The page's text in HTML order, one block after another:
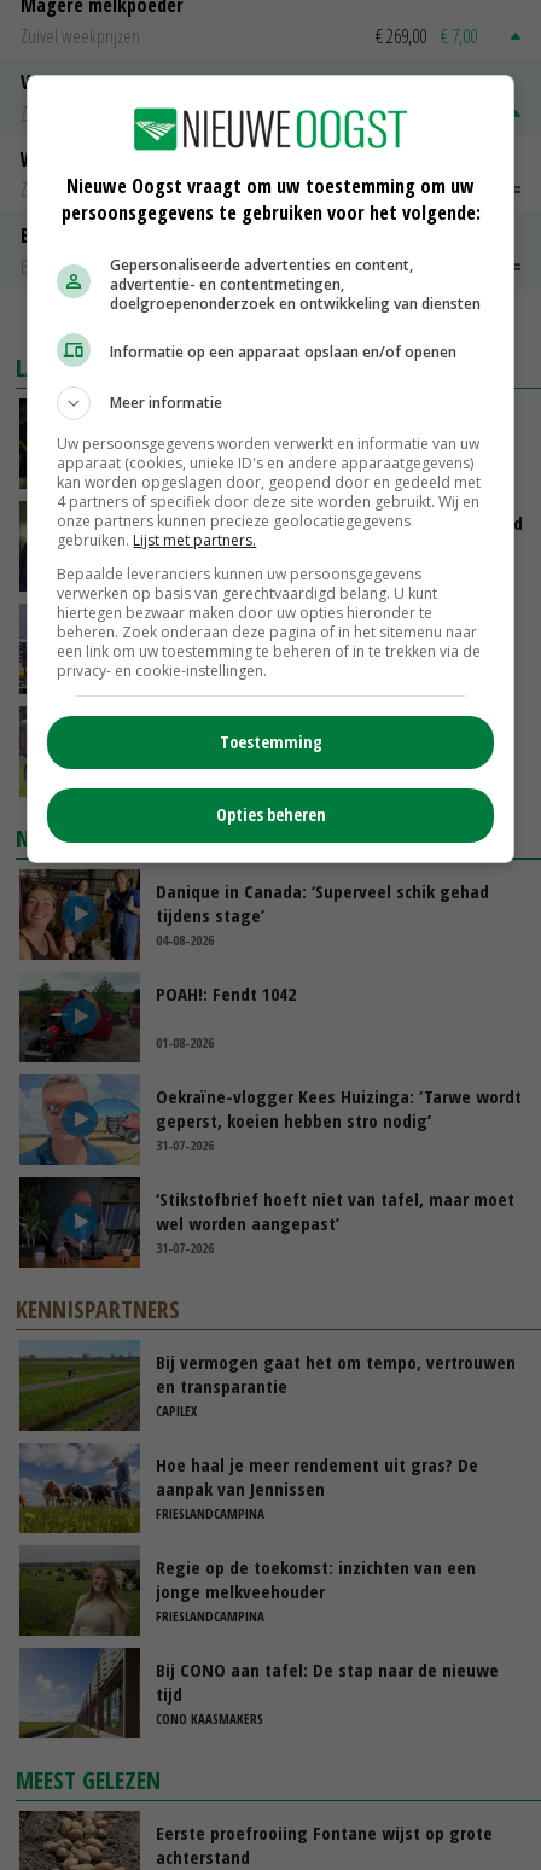
Magere melkpoeder
Zuivel weekprijzen
€ 269,00 € 7,00
Volle melkpoeder
Zuivel weekprijzen
€ 345,00
Weipoeder
Zuivel weekprijzen
€ 134,00 € 0,00
Boeren Gouda 12 kg
Boerenkaas
€ 6,05
LAATSTE NIEUWS
voorbeeld kan dienen voor sector’
VANDAAG, 06:21
Jan Vernooij stopt bij Vee&Logistiek Nederland
VANDAAG, 06:00
China scherpt importeisen voor pootgoed aan
vanwege zebrachipbacterie
GISTEREN, 16:25
BBB vraagt minister om langer mest uit te
NIEUWSTE VIDEO'S
Danique in Canada: ‘Superveel schik gehad
tijdens stage’
04-08-2026
POAH!: Fendt 1042
01-08-2026
Oekraïne-vlogger Kees Huizinga: ‘Tarwe wordt
geperst, koeien hebben stro nodig’
31-07-2026
‘Stikstofbrief hoeft niet van tafel, maar moet
wel worden aangepast’
31-07-2026
KENNISPARTNERS
Bij vermogen gaat het om tempo, vertrouwen
en transparantie
CAPILEX
Hoe haal je meer rendement uit gras? De
aanpak van Jennissen
FRIESLANDCAMPINA
Regie op de toekomst: inzichten van een
jonge melkveehouder
FRIESLANDCAMPINA
Bij CONO aan tafel: De stap naar de nieuwe
tijd
CONO KAASMAKERS
MEEST GELEZEN
Eerste proefrooiing Fontane wijst op grote
achterstand
Nieuwe Oogst vraagt om uw toestemming om uw
persoonsgegevens te gebruiken voor het volgende:
Gepersonaliseerde advertenties en content,
advertentie- en contentmetingen,
doelgroepenonderzoek en ontwikkeling van diensten
Informatie op een apparaat opslaan en/of openen
Meer informatie
Uw persoonsgegevens worden verwerkt en informatie van uw
apparaat (cookies, unieke ID's en andere apparaatgegevens)
kan worden opgeslagen door, geopend door en gedeeld met
4 partners of specifiek door deze site worden gebruikt. Wij en
onze partners kunnen precieze geolocatiegegevens
gebruiken. Lijst met partners.
Bepaalde leveranciers kunnen uw persoonsgegevens
verwerken op basis van gerechtvaardigd belang. U kunt
hiertegen bezwaar maken door uw opties hieronder te
beheren. Zoek onderaan deze pagina of in het sitemenu naar
een link om uw toestemming te beheren of in te trekken via de
privacy- en cookie-instellingen.
Toestemming
Opties beheren